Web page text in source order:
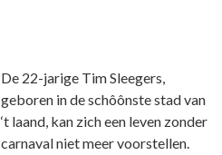
De 22-jarige Tim Sleegers,
geboren in de schôônste stad van
‘t laand, kan zich een leven zonder
carnaval niet meer voorstellen.